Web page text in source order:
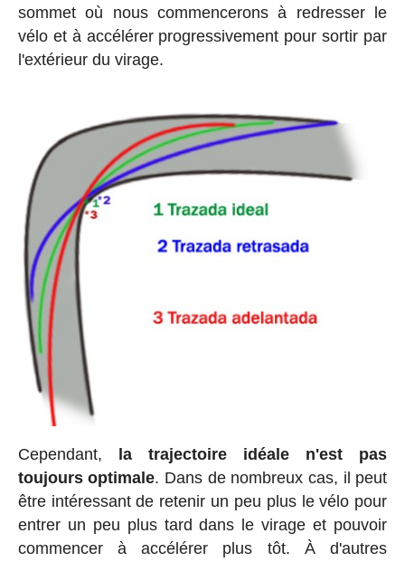
sommet où nous commencerons à redresser le
vélo et à accélérer progressivement pour sortir par
l'extérieur du virage.
Cependant,
la trajectoire idéale n'est pas
toujours optimale. Dans de nombreux cas, il peut
être intéressant de retenir un peu plus le vélo pour
entrer un peu plus tard dans le virage et pouvoir
commencer à accélérer plus tôt. À d'autres